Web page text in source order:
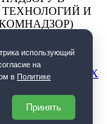
И
ДАННЫХ
использующий
на
в Политике
Принять